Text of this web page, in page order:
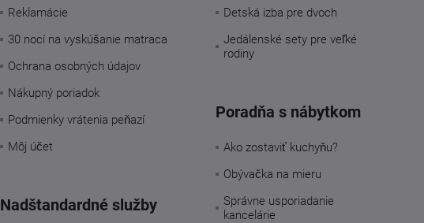
Reklamácie
30 nocí na vyskúšanie matraca
Ochrana osobných údajov
Nákupný poriadok
Podmienky vrátenia peňazí
Môj účet
Nadštandardné služby
Detská izba pre dvoch
Jedálenské sety pre veľké
rodiny
Poradňa s nábytkom
Ako zostaviť kuchyňu?
Obývačka na mieru
Správne usporiadanie
kancelárie